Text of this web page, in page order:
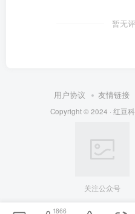
暂无
用户协议 友情链接
Copyright © 2024 · 红豆
关注公众号
1866